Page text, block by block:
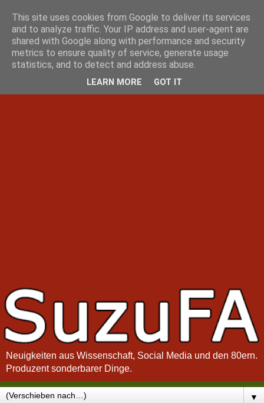
Neuigkeiten aus Wissenschaft, Social Media und den 80ern.
Produzent sonderbarer Dinge.
▼
This site uses cookies from Google to deliver its services
and to analyze traffic. Your IP address and user-agent are
shared with Google along with performance and security
metrics to ensure quality of service, generate usage
statistics, and to detect and address abuse.
LEARN MORE GOT IT